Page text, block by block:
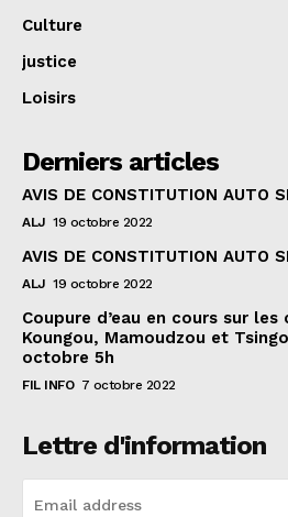
Culture
justice
Loisirs
Derniers articles
AVIS DE CONSTITUTION AUTO
ALJ 19 octobre 2022
AVIS DE CONSTITUTION AUTO
ALJ 19 octobre 2022
Coupure d’eau en cours sur les
Koungou, Mamoudzou et
octobre 5h
FIL INFO 7 octobre 2022
Lettre d'information